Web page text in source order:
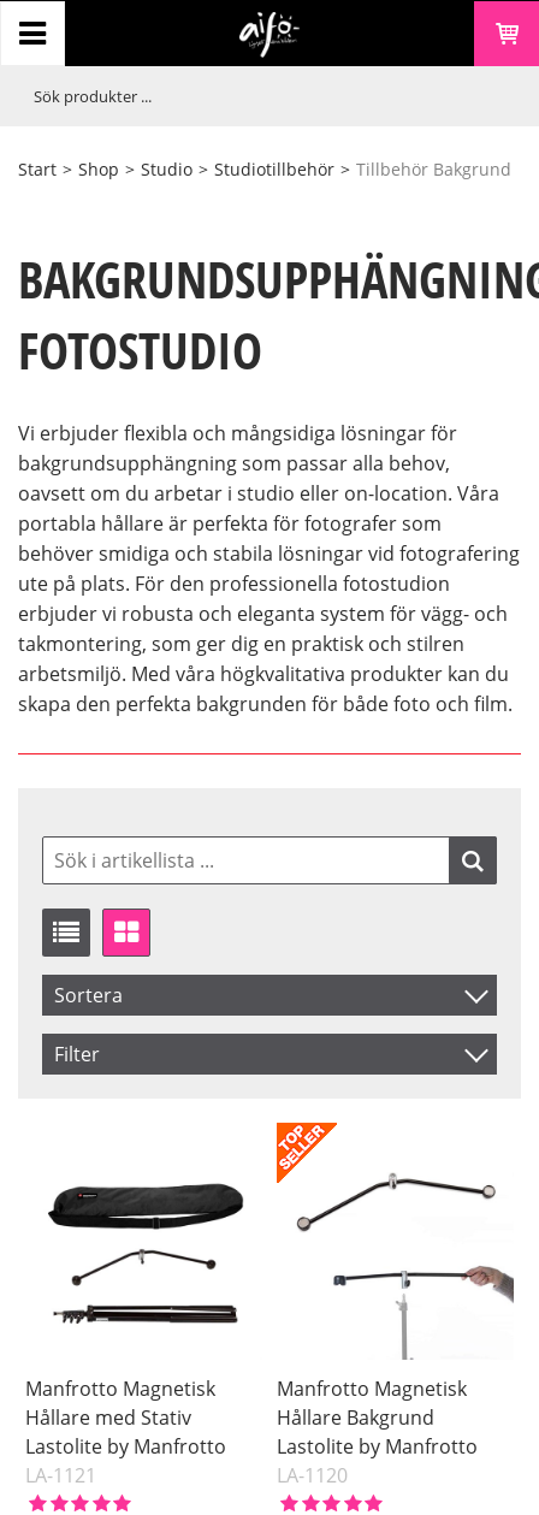
Start > Shop > Studio > Studiotillbehör > Tillbehör Bakgrund
FOTOSTUDIO
Vi erbjuder flexibla och mångsidiga lösningar för
bakgrundsupphängning som passar alla behov,
oavsett om du arbetar i studio eller on-location. Våra
portabla hållare är perfekta för fotografer som
behöver smidiga och stabila lösningar vid fotografering
ute på plats. För den professionella fotostudion
erbjuder vi robusta och eleganta system för vägg- och
takmontering, som ger dig en praktisk och stilren
arbetsmiljö. Med våra högkvalitativa produkter kan du
skapa den perfekta bakgrunden för både foto och film.
Sortera
Artikelkod
Inkl. Moms
Filter
Pris
Ej i lager
Manfrotto Magnetisk
Hållare med Stativ
Lastolite by Manfrotto
LA-1121
Manfrotto Magnetisk
Hållare Bakgrund
Lastolite by Manfrotto
LA-1120